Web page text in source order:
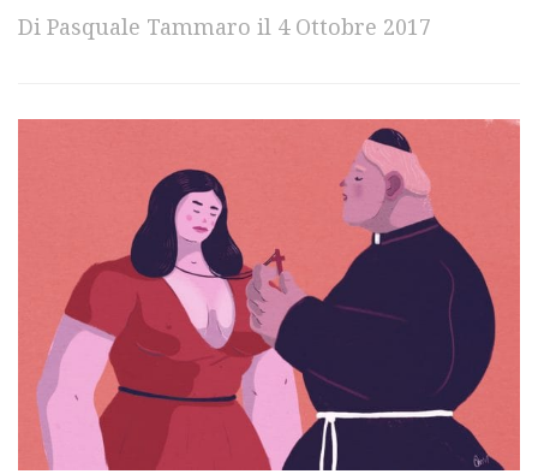
Di Pasquale Tammaro il 4 Ottobre 2017